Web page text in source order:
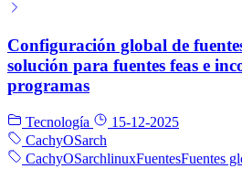
Configuración global de
solución para fuentes feas e
programas
Tecnología
15-12-2025
CachyOSarch
CachyOSarchlinuxFuentesFuentes